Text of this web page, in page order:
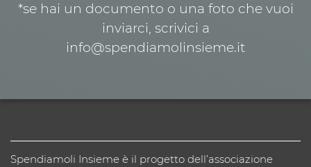
*se hai un documento o una foto che vuoi
inviarci, scrivici a
info@spendiamolinsieme.it
Spendiamoli Insieme è il progetto dell’associazione